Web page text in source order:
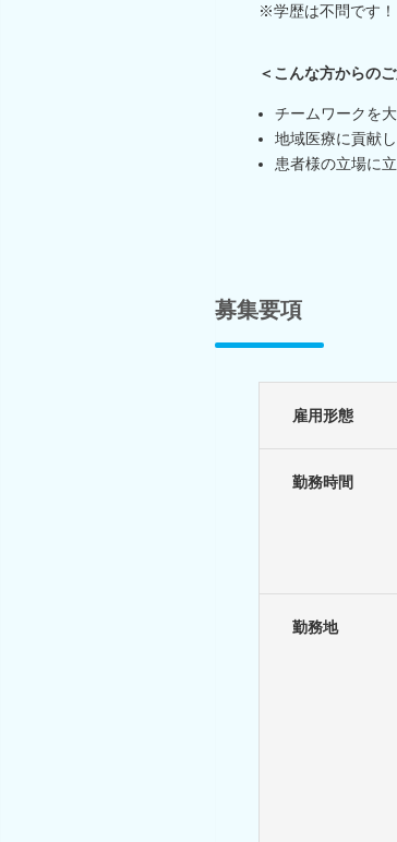
※学歴は不問です！
＜こんな方からの
チームワークを
地域医療に貢献
患者様の立場に
募集要項
雇用形態
勤務時間
勤務地